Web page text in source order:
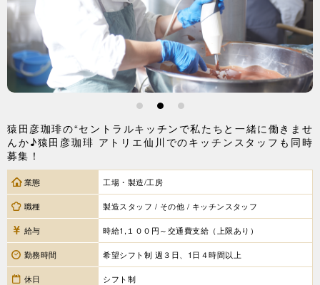
1 2 3
猿田彦珈琲の“セントラルキッチンで私たちと一緒に働きませ
んか♪猿田彦珈琲 アトリエ仙川でのキッチンスタッフも同時
募集！
業態 工場・製造/工房
職種 製造スタッフ / その他 / キッチンスタッフ
給与 時給1,１００円～交通費支給（上限あり）
勤務時間 希望シフト制 週３日、1日４時間以上
休日 シフト制